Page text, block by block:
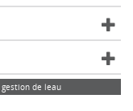
de leau